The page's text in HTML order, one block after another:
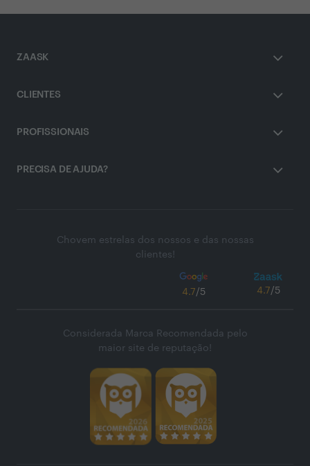
ZAASK
CLIENTES
PROFISSIONAIS
PRECISA DE AJUDA?
Chovem estrelas dos nossos e das nossas
clientes!
4.7/5 4.7/5
Considerada Marca Recomendada pelo
maior site de reputação!